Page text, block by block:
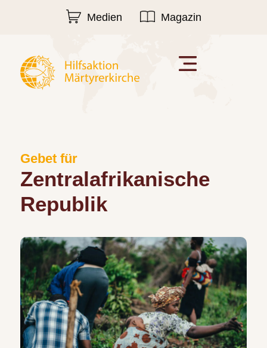
Medien Magazin
Gebet für
Zentralafrikanische
Republik